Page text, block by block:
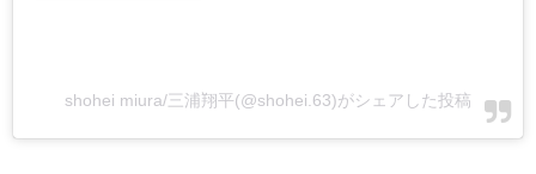
shohei miura/三浦翔平(@shohei.63)がシェアした投稿